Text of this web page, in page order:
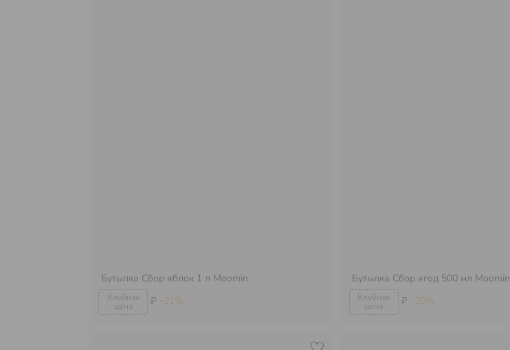
₽ -21%
Бутылка Сбор яблок 1 л Moomin
₽ -20%
Бутылка Сбор ягод 500 мл Moomin